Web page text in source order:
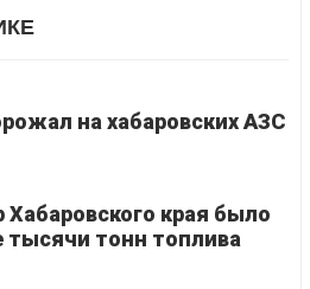
на хабаровских АЗС
Хабаровского края было
тонн топлива